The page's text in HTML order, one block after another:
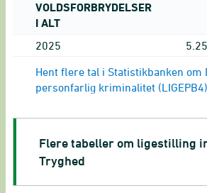
VOLDSFORBRYDELSER
I ALT
2025
Hent flere tal i Statistikbanken om
personfarlig kriminalitet (LIGEPB4)
Flere tabeller om ligestilling
Tryghed